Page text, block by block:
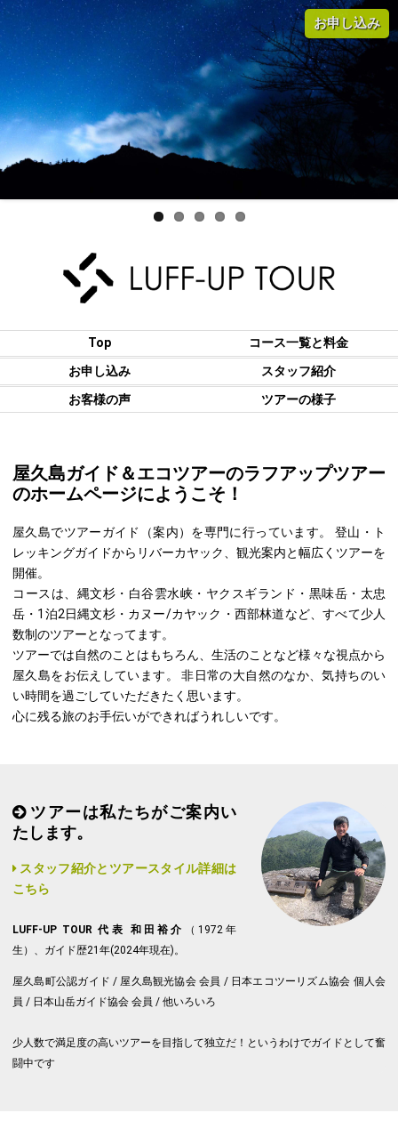
Top
コース一覧と料金
お申し込み
スタッフ紹介
お客様の声
ツアーの様子
屋久島ガイド＆エコツアーのラフアップツアー
のホームページにようこそ！
屋久島でツアーガイド（案内）を専門に行っています。 登山・ト
レッキングガイドからリバーカヤック、観光案内と幅広くツアーを
開催。
コースは、縄文杉・白谷雲水峡・ヤクスギランド・黒味岳・太忠
岳・1泊2日縄文杉・カヌー/カヤック・西部林道など、すべて少人
数制のツアーとなってます。
ツアーでは自然のことはもちろん、生活のことなど様々な視点から
屋久島をお伝えしています。 非日常の大自然のなか、気持ちのい
い時間を過ごしていただきたく思います。
心に残る旅のお手伝いができればうれしいです。
ツアーは私たちがご案内い
たします。
スタッフ紹介とツアースタイル詳細は
こちら
LUFF-UP TOUR 代表 和田裕介
（1972年
生）、ガイド歴21年(2024年現在)。
屋久島町公認ガイド / 屋久島観光協会 会員 / 日本エコツーリズム協会 個人会
員 / 日本山岳ガイド協会 会員 / 他いろいろ
少人数で満足度の高いツアーを目指して独立だ！というわけでガイドとして奮
闘中です
お申し込み